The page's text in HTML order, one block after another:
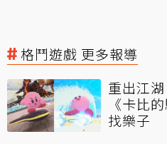
格鬥遊戲 更多報導
重出江
《卡比
找樂子